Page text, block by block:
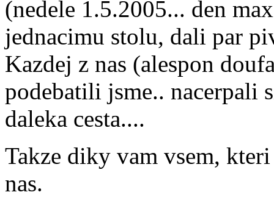
(nedele 1.5.2005... den
jednacimu stolu, dali par
Kazdej z nas (alespon
podebatili jsme.. nacerpali
daleka cesta....
Takze diky vam vsem,
nas.